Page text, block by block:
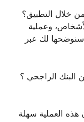
خلال التطبيق؟
وعملية
سنوضحها لك عبر
البنك الراجحي ؟
هذه العملية سهلة